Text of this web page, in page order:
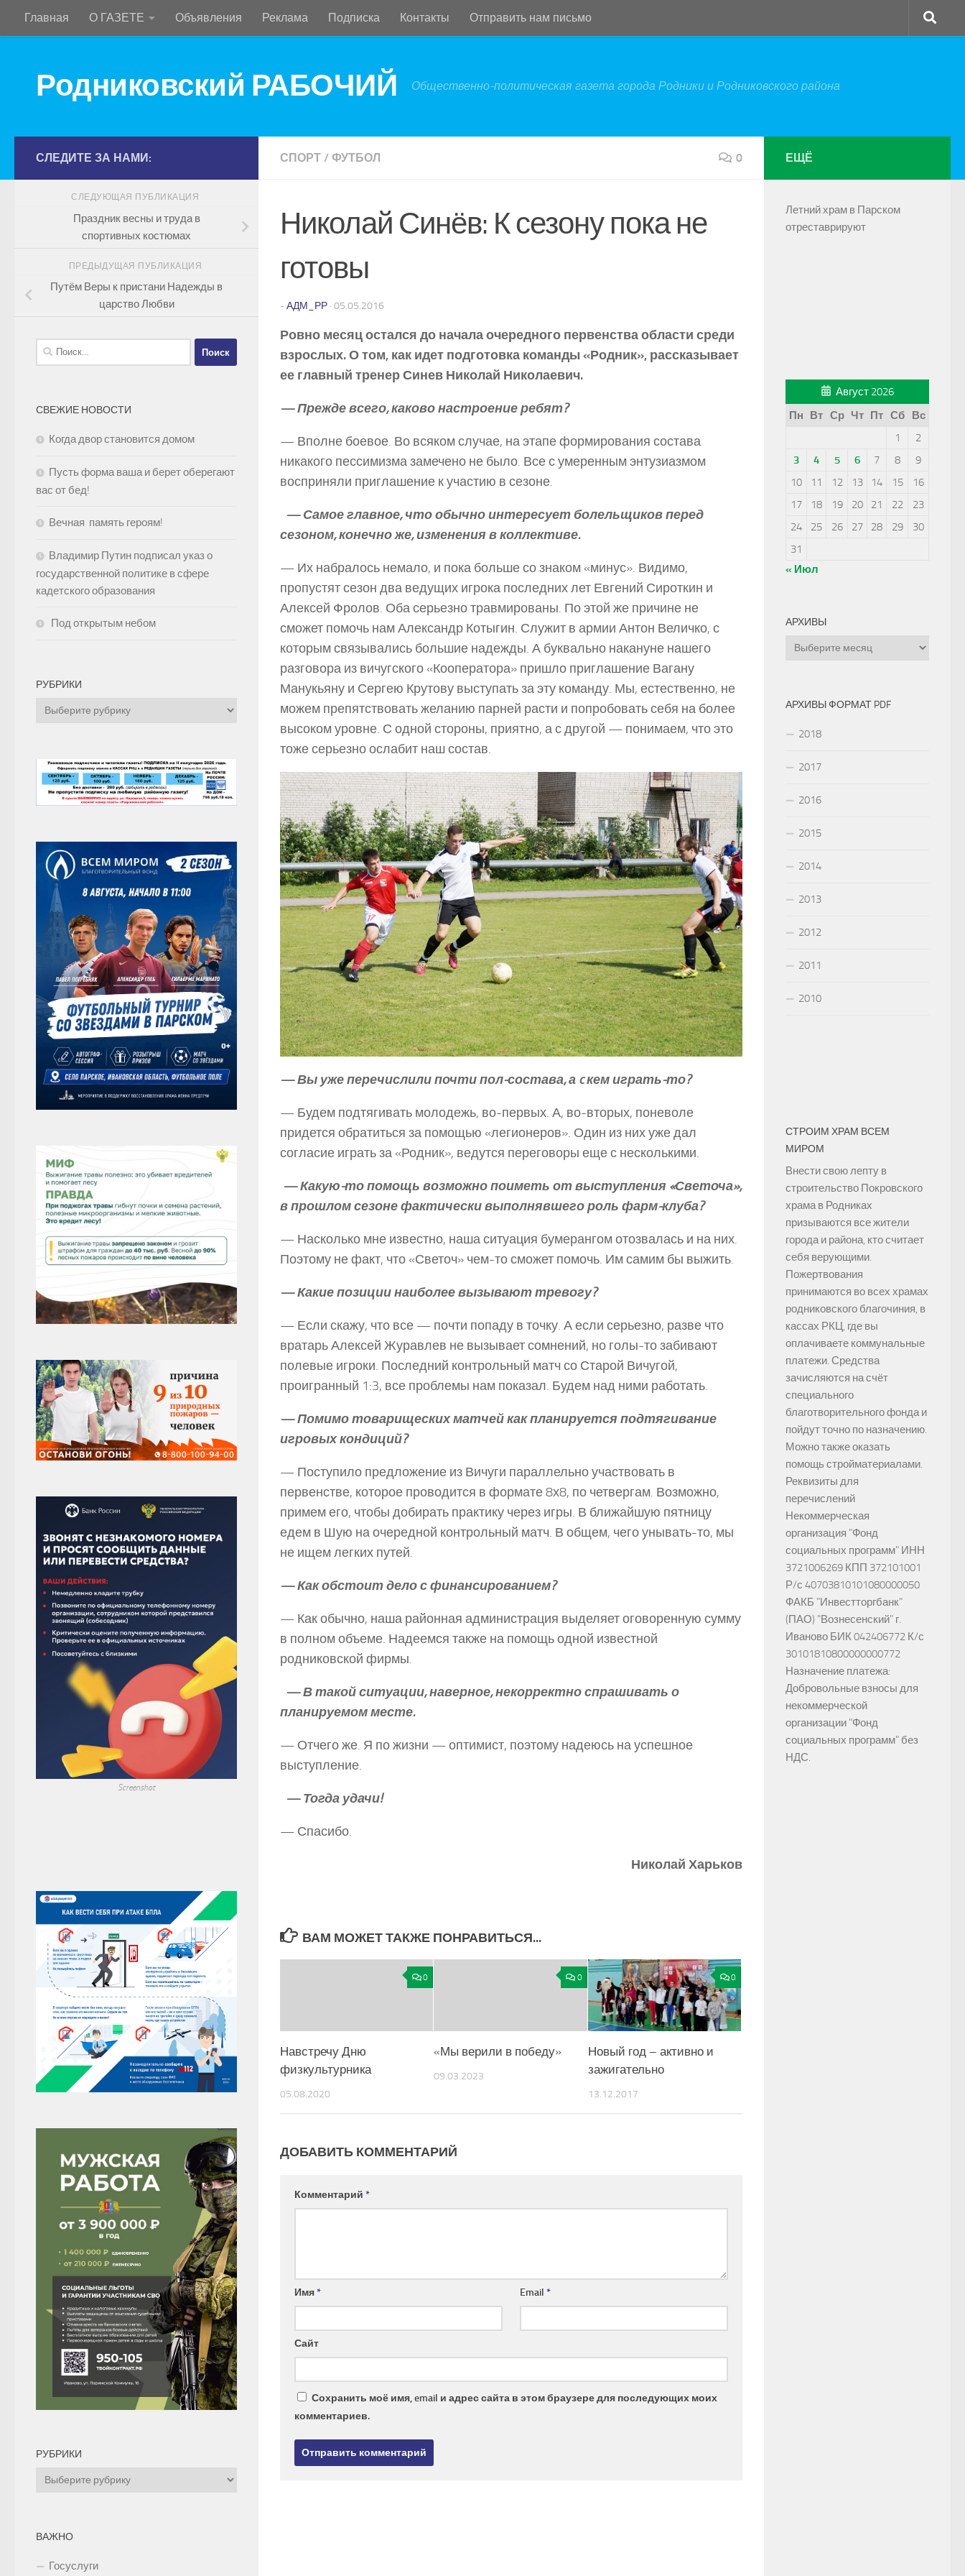
Перейти к содержимому
Главная О ГАЗЕТЕ Объявления Реклама Подписка Контакты Отправить нам письмо
Родниковский РАБОЧИЙ Общественно-политическая газета города Родники и Родниковского района
СПОРТ / ФУТБОЛ 0
Николай Синёв: К сезону пока не
готовы
- АДМ_РР · 05.05.2016
Ровно месяц остался до начала очередного первенства области среди
взрослых. О том, как идет подготовка команды «Родник», рассказывает
ее главный тренер Синев Николай Николаевич.
— Прежде всего, каково настроение ребят?
— Вполне боевое. Во всяком случае, на этапе формирования состава
никакого пессимизма замечено не было. Все с умеренным энтузиазмом
восприняли приглашение к участию в сезоне.
— Самое главное, что обычно интересует болельщиков перед
сезоном, конечно же, изменения в коллективе.
— Их набралось немало, и пока больше со знаком «минус». Видимо,
пропустят сезон два ведущих игрока последних лет Евгений Сироткин и
Алексей Фролов. Оба серьезно травмированы. По этой же причине не
сможет помочь нам Александр Котыгин. Служит в армии Антон Величко, с
которым связывались большие надежды. А буквально накануне нашего
разговора из вичугского «Кооператора» пришло приглашение Вагану
Манукьяну и Сергею Крутову выступать за эту команду. Мы, естественно, не
можем препятствовать желанию парней расти и попробовать себя на более
высоком уровне. С одной стороны, приятно, а с другой — понимаем, что это
тоже серьезно ослабит наш состав.
— Вы уже перечислили почти пол-состава, а c кем играть-то?
— Будем подтягивать молодежь, во-первых. А, во-вторых, поневоле
придется обратиться за помощью «легионеров». Один из них уже дал
согласие играть за «Родник», ведутся переговоры еще с несколькими.
— Какую-то помощь возможно поиметь от выступления «Светоча»,
в прошлом сезоне фактически выполнявшего роль фарм-клуба?
— Насколько мне известно, наша ситуация бумерангом отозвалась и на них.
Поэтому не факт, что «Светоч» чем-то сможет помочь. Им самим бы выжить.
— Какие позиции наиболее вызывают тревогу?
— Если скажу, что все — почти попаду в точку. А если серьезно, разве что
вратарь Алексей Журавлев не вызывает сомнений, но голы-то забивают
полевые игроки. Последний контрольный матч со Старой Вичугой,
проигранный 1:3, все проблемы нам показал. Будем над ними работать.
— Помимо товарищеских матчей как планируется подтягивание
игровых кондиций?
— Поступило предложение из Вичуги параллельно участвовать в
первенстве, которое проводится в формате 8х8, по четвергам. Возможно,
примем его, чтобы добирать практику через игры. В ближайшую пятницу
едем в Шую на очередной контрольный матч. В общем, чего унывать-то, мы
не ищем легких путей.
— Как обстоит дело с финансированием?
— Как обычно, наша районная администрация выделяет оговоренную сумму
в полном объеме. Надеемся также на помощь одной известной
родниковской фирмы.
— В такой ситуации, наверное, некорректно спрашивать о
планируемом месте.
— Отчего же. Я по жизни — оптимист, поэтому надеюсь на успешное
выступление.
— Тогда удачи!
— Спасибо.
Николай Харьков
ВАМ МОЖЕТ ТАКЖЕ ПОНРАВИТЬСЯ...
0
Навстречу Дню
физкультурника
05.08.2020
0
«Мы верили в победу»
09.03.2023
0
Новый год – активно и
зажигательно
13.12.2017
ДОБАВИТЬ КОММЕНТАРИЙ
Комментарий *
Имя* Email*
Сайт
Сохранить моё имя, email и адрес сайта в этом браузере для последующих моих
комментариев.
СЛЕДИТЕ ЗА НАМИ:
СЛЕДУЮЩАЯ ПУБЛИКАЦИЯ
Праздник весны и труда в
спортивных костюмах
ПРЕДЫДУЩАЯ ПУБЛИКАЦИЯ
Путём Веры к пристани Надежды в
царство Любви
Найти:
СВЕЖИЕ НОВОСТИ
Когда двор становится домом
Пусть форма ваша и берет оберегают
вас от бед!
Вечная память героям!
Владимир Путин подписал указ о
государственной политике в сфере
кадетского образования
Под открытым небом
РУБРИКИ
Рубрики
Screenshot
РУБРИКИ
Рубрики
ВАЖНО
Госуслуги
ЕЩЁ
Летний храм в Парском
отреставрируют
Август 2026
Пн
Вт Ср Чт Пт Сб
Вс
1
2
3
4 5 6 7 8
9
10
11 12 13 14 15
16
17
18 19 20 21 22
23
24
25 26 27 28 29
30
31
« Июл
АРХИВЫ
Архивы
АРХИВЫ ФОРМАТ PDF
2018
2017
2016
2015
2014
2013
2012
2011
2010
СТРОИМ ХРАМ ВСЕМ
МИРОМ
Внести свою лепту в
строительство Покровского
храма в Родниках
призываются все жители
города и района, кто считает
себя верующими.
Пожертвования
принимаются во всех храмах
родниковского благочиния, в
кассах РКЦ, где вы
оплачиваете коммунальные
платежи. Средства
зачисляются на счёт
специального
благотворительного фонда и
пойдут точно по назначению.
Можно также оказать
помощь стройматериалами.
Реквизиты для
перечислений
Некоммерческая
организация "Фонд
социальных программ" ИНН
3721006269 КПП 372101001
Р/с 40703810101080000050
ФАКБ "Инвестторгбанк"
(ПАО) "Вознесенский" г.
Иваново БИК 042406772 К/с
30101810800000000772
Назначение платежа:
Добровольные взносы для
некоммерческой
организации "Фонд
социальных программ" без
НДС.